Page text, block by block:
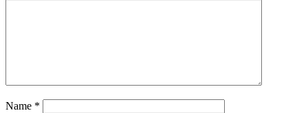
Name *